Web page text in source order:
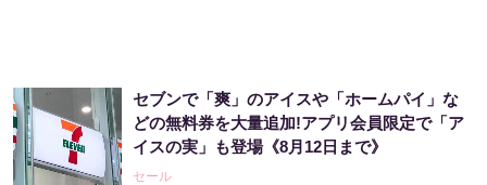
セブンで「爽」のアイスや「ホームパイ」な
どの無料券を大量追加!アプリ会員限定で「ア
イスの実」も登場《8月12日まで》
セール